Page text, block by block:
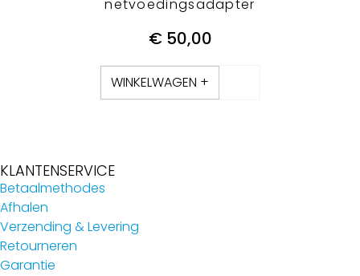
netvoedingsadapter
€50,00
WINKELWAGEN +
KLANTENSERVICE
Betaalmethodes
Afhalen
Verzending & Levering
Retourneren
Garantie